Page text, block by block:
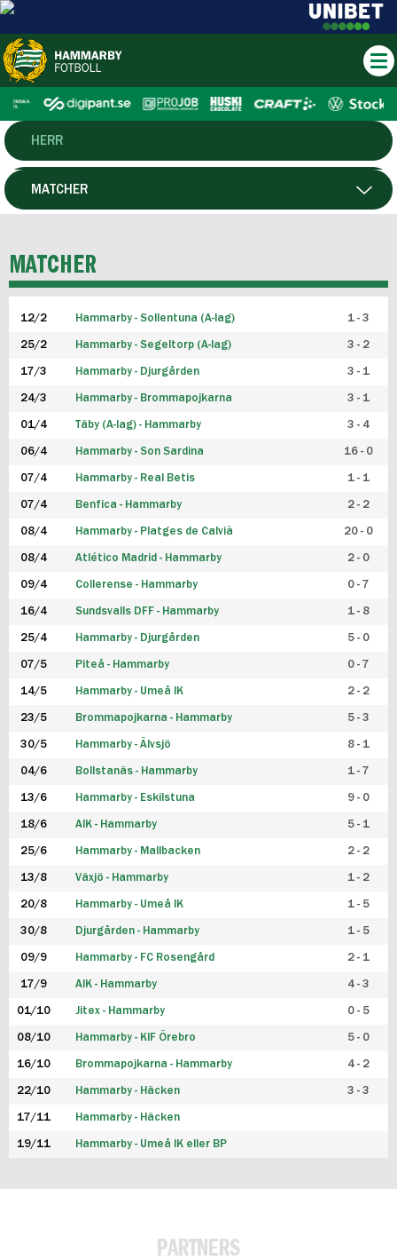
HERR
DAM
P19
F19
FUTSAL HERR
FUTSAL DAM
MATCHER
MATCHER
12/2 Hammarby - Sollentuna (A-lag) 1 - 3
25/2 Hammarby - Segeltorp (A-lag) 3 - 2
17/3 Hammarby - Djurgården 3 - 1
24/3 Hammarby - Brommapojkarna 3 - 1
01/4 Täby (A-lag) - Hammarby 3 - 4
06/4 Hammarby - Son Sardina 16 - 0
07/4 Hammarby - Real Betis 1 - 1
07/4 Benfica - Hammarby 2 - 2
08/4 Hammarby - Platges de Calvià 20 - 0
08/4 Atlético Madrid - Hammarby 2 - 0
09/4 Collerense - Hammarby 0 - 7
16/4 Sundsvalls DFF - Hammarby 1 - 8
25/4 Hammarby - Djurgården 5 - 0
07/5 Piteå - Hammarby 0 - 7
14/5 Hammarby - Umeå IK 2 - 2
23/5 Brommapojkarna - Hammarby 5 - 3
30/5 Hammarby - Älvsjö 8 - 1
04/6 Bollstanäs - Hammarby 1 - 7
13/6 Hammarby - Eskilstuna 9 - 0
18/6 AIK - Hammarby 5 - 1
25/6 Hammarby - Mallbacken 2 - 2
13/8 Växjö - Hammarby 1 - 2
20/8 Hammarby - Umeå IK 1 - 5
30/8 Djurgården - Hammarby 1 - 5
09/9 Hammarby - FC Rosengård 2 - 1
17/9 AIK - Hammarby 4 - 3
01/10 Jitex - Hammarby 0 - 5
08/10 Hammarby - KIF Örebro 5 - 0
16/10 Brommapojkarna - Hammarby 4 - 2
22/10 Hammarby - Häcken 3 - 3
17/11 Hammarby - Häcken
19/11 Hammarby - Umeå IK eller BP
PARTNERS